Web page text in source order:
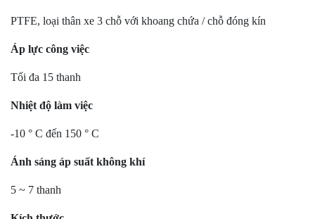
PTFE, loại thân xe 3 chỗ với khoang chứa / chỗ đóng kín
Áp lực công việc
Tối đa 15 thanh
Nhiệt độ làm việc
-10 ° C đến 150 ° C
Ánh sáng áp suất không khí
5 ~ 7 thanh